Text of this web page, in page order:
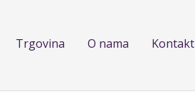
Trgovina O nama Kontakt